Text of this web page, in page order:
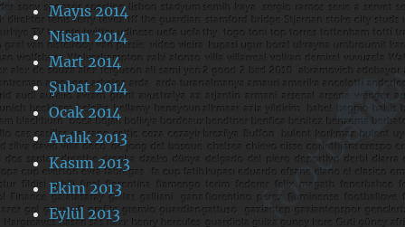
Mayıs 2014
Nisan 2014
Mart 2014
Şubat 2014
Ocak 2014
Aralık 2013
Kasım 2013
Ekim 2013
Eylül 2013